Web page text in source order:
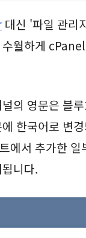
대신 '파일 관리
월하게
의 영문은 블
한국어로 변
에서 추가한
니다.